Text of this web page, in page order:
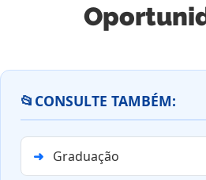
📂 CONSULTE TAMBÉM:
Graduação